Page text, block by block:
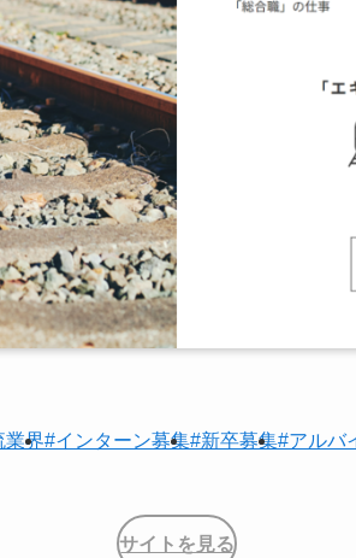
業界#インターン募集#新卒募集#アルバ
サイトを見る